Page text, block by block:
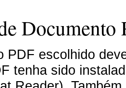
PDF escolhido
tenha sido